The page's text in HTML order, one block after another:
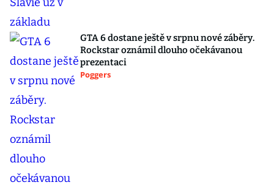
GTA 6 dostane ještě v srpnu nové záběry.
Rockstar oznámil dlouho očekávanou
prezentaci
Poggers